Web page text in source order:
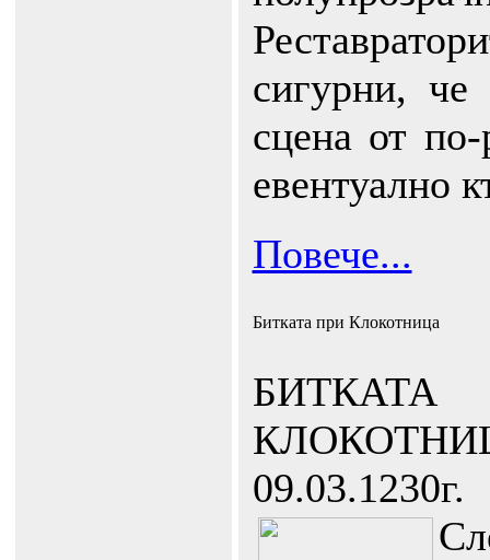
сигурни, че
сцена от
евентуално
Повече...
Битката при Клокотница
09.03.1230г.